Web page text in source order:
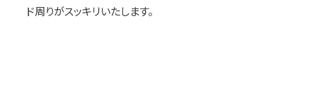
ド周りがスッキリいたします。